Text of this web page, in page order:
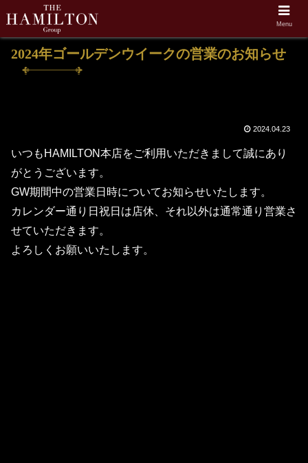
ホーム Bar THE HAMILTON
2024年ゴールデンウイークの営業のお知らせ
2024.04.23
いつもHAMILTON本店をご利用いただきまして誠にあり
がとうございます。
GW期間中の営業日時についてお知らせいたします。
カレンダー通り日祝日は店休、それ以外は通常通り営業さ
せていただきます。
よろしくお願いいたします。
Menu